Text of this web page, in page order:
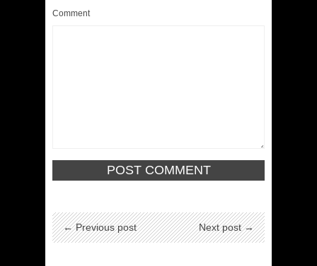
Comment
← Previous post Next post →